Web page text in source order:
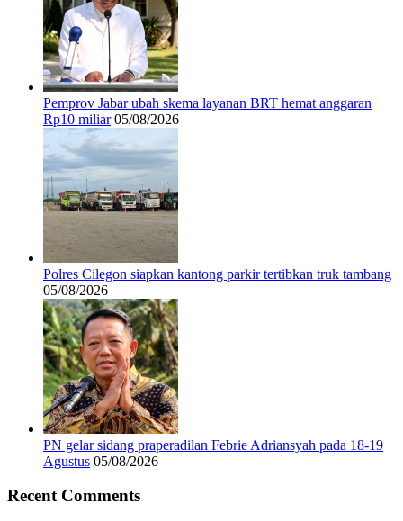
Pemprov Jabar ubah skema layanan BRT hemat anggaran
Rp10 miliar 05/08/2026
Polres Cilegon siapkan kantong parkir tertibkan truk tambang
05/08/2026
PN gelar sidang praperadilan Febrie Adriansyah pada 18-19
Agustus 05/08/2026
Recent Comments